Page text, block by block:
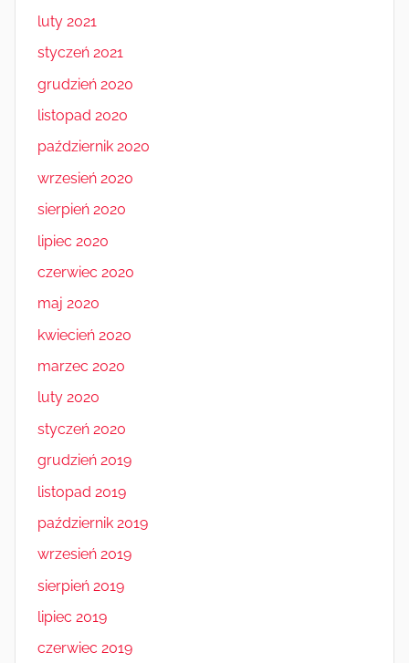
luty 2021
styczeń 2021
grudzień 2020
listopad 2020
październik 2020
wrzesień 2020
sierpień 2020
lipiec 2020
czerwiec 2020
maj 2020
kwiecień 2020
marzec 2020
luty 2020
styczeń 2020
grudzień 2019
listopad 2019
październik 2019
wrzesień 2019
sierpień 2019
lipiec 2019
czerwiec 2019